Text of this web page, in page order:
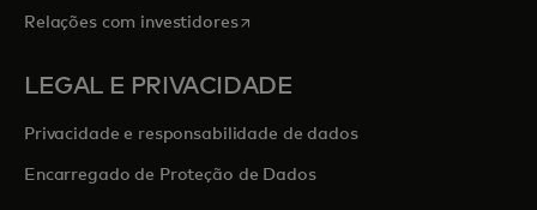
Relações com investidoresabre em uma nova guia
LEGAL E PRIVACIDADE
Privacidade e responsabilidade de dados
Encarregado de Proteção de Dados